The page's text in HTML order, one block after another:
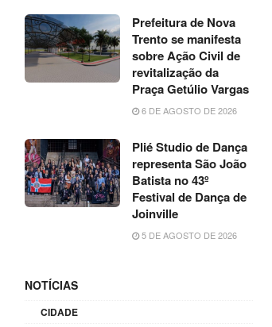
Prefeitura de Nova
Trento se manifesta
sobre Ação Civil de
revitalização da
Praça Getúlio Vargas
6 DE AGOSTO DE 2026
Plié Studio de Dança
representa São João
Batista no 43º
Festival de Dança de
Joinville
5 DE AGOSTO DE 2026
NOTÍCIAS
CIDADE